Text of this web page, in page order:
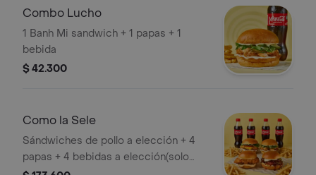
Combo Lucho
1 Banh Mi sandwich + 1 papas + 1
bebida
$ 42.300
Como la Sele
Sándwiches de pollo a elección + 4
papas + 4 bebidas a elección(solo